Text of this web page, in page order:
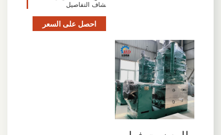
شاف التفاصيل
احصل على السعر